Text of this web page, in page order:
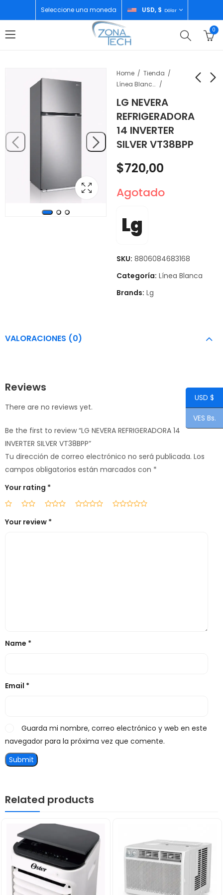
Seleccione una moneda USD, $ Dólar
0
Home
Tienda
Línea Blanca
LG NEVERA
REFRIGERADORA
14 INVERTER
SILVER VT38BPP
14 PRO 5G
8GB/256GB CORAL
GREEN
$ 289,00
HORIZONTAL 150LTS
TCF-150Y
$200,00
$720,00
Agotado
Lg
SKU: 8806084683168
Categoría: Línea Blanca
Brands: Lg
VALORACIONES (0)
Reviews
There are no reviews yet.
Be the first to review “LG NEVERA REFRIGERADORA 14
INVERTER SILVER VT38BPP”
Tu dirección de correo electrónico no será publicada. Los
campos obligatorios están marcados con *
Your rating *
Your review *
Name *
Email *
Guarda mi nombre, correo electrónico y web en este
navegador para la próxima vez que comente.
Related products
USD $
VES Bs.